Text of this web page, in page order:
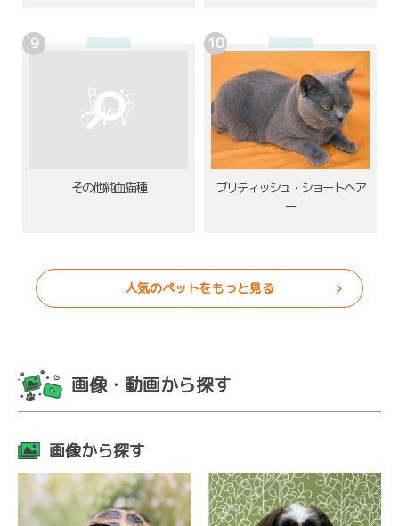
その他純血猫種
ブリティッシュ・ショートヘア
ー
人気のペットをもっと見る
画像・動画から探す
画像から探す